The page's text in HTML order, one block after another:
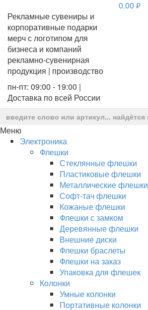
Рекламные сувениры и
корпоративные подарки
мерч с логотипом для
бизнеса и компаний
рекламно-сувенирная
продукция | производство
пн-пт: 09:00 - 19:00 |
Доставка по всей России
0.00 руб.
Меню
Электроника
Флешки
Стеклянные флешки
Пластиковые флешки
Металлические флешки
Софт-тач флешки
Кожаные флешки
Флешки с замком
Деревянные флешки
Внешние диски
Флешки браслеты
Флешки на заказ
Упаковка для флешек
Колонки
Умные колонки
Портативные колонки